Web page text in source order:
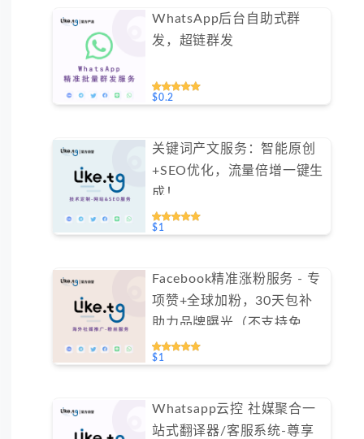
WhatsApp后台自助式群
发，超链群发
$0.2
关键词产文服务：智能原创
+SEO优化，流量倍增一键生
成！
$1
Facebook精准涨粉服务 - 专
项赞+全球加粉，30天包补
助力品牌曝光（不支持免费
测试）
$1
Whatsapp云控 社媒聚合一
站式翻译器/客服系统-尊享